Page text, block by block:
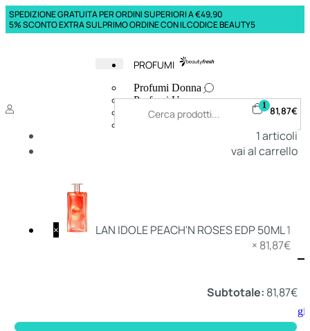
SPEDIZIONE GRATUITA PER ORDINI SUPERIORI A €49,90
5% SCONTO EXTRA SUL PRIMO ORDINE CON IL CODICE BEAUTY5
PROFUMI
Profumi Donna
Profumi Uomo
Deodoranti Donna
Aggiungi
al
1 81,87€
1articoli
vai al carrello
× LAN IDOLE PEACH'N ROSES EDP 50ML1
× 81,87€
Subtotale: 81,87€